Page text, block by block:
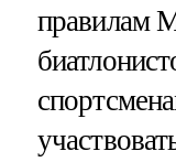
правилам